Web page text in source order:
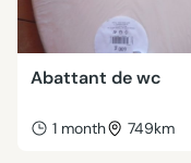
Abattant de wc
1 month 749km